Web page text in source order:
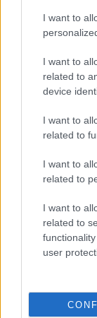
I want to
I want to
related to
device
I want to
related to
I want to
related to
I want to
related to
user
Viszont a